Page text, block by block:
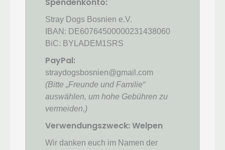
Spendenkonto:
Stray Dogs Bosnien e.V.
IBAN: DE60764500000231438060
BiC: BYLADEM1SRS
PayPal:
straydogsbosnien@gmail.com
(Bitte „Freunde und Familie“
auswählen, um hohe Gebühren zu
vermeiden.)
Verwendungszweck: Welpen
Wir danken euch im Namen der